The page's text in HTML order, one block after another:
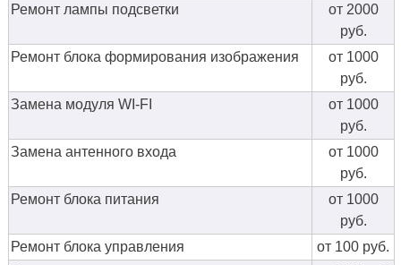
Ремонт лампы подсветки
от 2000
руб.
Ремонт блока формирования изображения
от 1000
руб.
Замена модуля WI-FI
от 1000
руб.
Замена антенного входа
от 1000
руб.
Ремонт блока питания
от 1000
руб.
Ремонт блока управления
от 100 руб.